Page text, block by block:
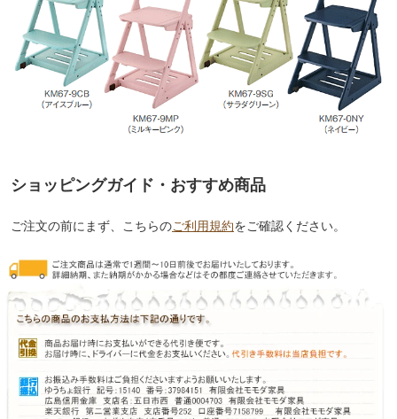
ショッピングガイド・おすすめ商品
ご注文の前にまず、こちらのご利用規約をご確認ください。